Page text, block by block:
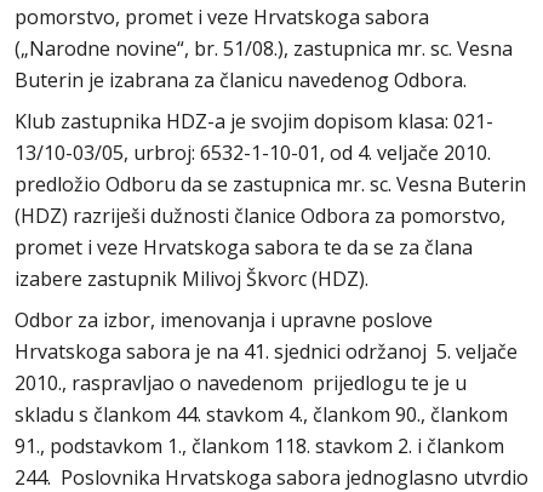
pomorstvo, promet i veze Hrvatskoga sabora
(„Narodne novine“, br. 51/08.), zastupnica mr. sc. Vesna
Buterin je izabrana za članicu navedenog Odbora.
Klub zastupnika HDZ-a je svojim dopisom klasa: 021-
13/10-03/05, urbroj: 6532-1-10-01, od 4. veljače 2010.
predložio Odboru da se zastupnica mr. sc. Vesna Buterin
(HDZ) razriješi dužnosti članice Odbora za pomorstvo,
promet i veze Hrvatskoga sabora te da se za člana
izabere zastupnik Milivoj Škvorc (HDZ).
Odbor za izbor, imenovanja i upravne poslove
Hrvatskoga sabora je na 41. sjednici održanoj 5. veljače
2010., raspravljao o navedenom prijedlogu te je u
skladu s člankom 44. stavkom 4., člankom 90., člankom
91., podstavkom 1., člankom 118. stavkom 2. i člankom
244. Poslovnika Hrvatskoga sabora jednoglasno utvrdio